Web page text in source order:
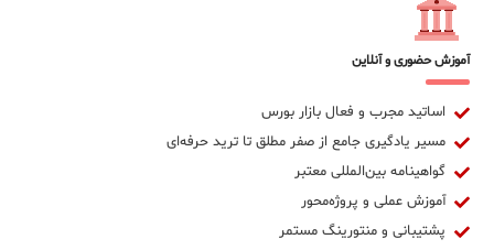
آموزش حضوری و آنلاین
اساتید مجرب و فعال بازار بورس
مسیر یادگیری جامع از صفر مطلق تا ترید حرفه‌ای
گواهینامه بین‌المللی معتبر
آموزش عملی و پروژه‌محور
پشتیبانی و منتورینگ مستمر